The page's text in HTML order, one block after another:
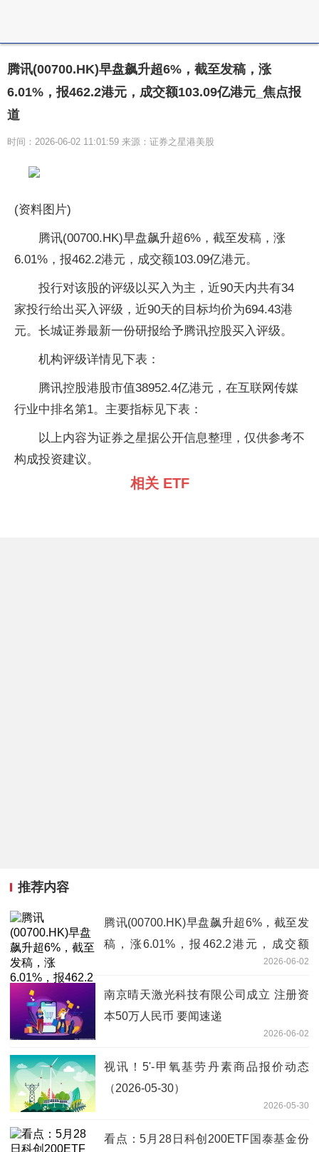
腾讯(00700.HK)早盘飙升超6%，截至发稿，涨
6.01%，报462.2港元，成交额103.09亿港元_焦点报
道
时间：2026-06-02 11:01:59 来源：证券之星港美股
(资料图片)
腾讯(00700.HK)早盘飙升超6%，截至发稿，涨
6.01%，报462.2港元，成交额103.09亿港元。
投行对该股的评级以买入为主，近90天内共有34
家投行给出买入评级，近90天的目标均价为694.43港
元。长城证券最新一份研报给予腾讯控股买入评级。
机构评级详情见下表：
腾讯控股港股市值38952.4亿港元，在互联网传媒
行业中排名第1。主要指标见下表：
以上内容为证券之星据公开信息整理，仅供参考不
构成投资建议。
相关 ETF
推荐内容
腾讯(00700.HK)早盘飙升超6%，截至发
稿，涨6.01%，报462.2港元，成交额
2026-06-02
南京晴天激光科技有限公司成立 注册资
本50万人民币 要闻速递
2026-06-02
视讯！5'-甲氧基劳丹素商品报价动态
（2026-05-30）
2026-05-30
看点：5月28日科创200ETF国泰基金份